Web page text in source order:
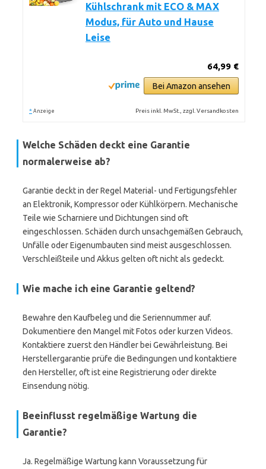
Kühlschrank mit ECO & MAX
Modus, für Auto und Hause
Leise
64,99 €
Bei Amazon ansehen
* Anzeige Preis inkl. MwSt., zzgl. Versandkosten
Welche Schäden deckt eine Garantie
normalerweise ab?
Garantie deckt in der Regel Material- und Fertigungsfehler
an Elektronik, Kompressor oder Kühlkörpern. Mechanische
Teile wie Scharniere und Dichtungen sind oft
eingeschlossen. Schäden durch unsachgemäßen Gebrauch,
Unfälle oder Eigenumbauten sind meist ausgeschlossen.
Verschleißteile und Akkus gelten oft nicht als gedeckt.
Wie mache ich eine Garantie geltend?
Bewahre den Kaufbeleg und die Seriennummer auf.
Dokumentiere den Mangel mit Fotos oder kurzen Videos.
Kontaktiere zuerst den Händler bei Gewährleistung. Bei
Herstellergarantie prüfe die Bedingungen und kontaktiere
den Hersteller, oft ist eine Registrierung oder direkte
Einsendung nötig.
Beeinflusst regelmäßige Wartung die
Garantie?
Ja. Regelmäßige Wartung kann Voraussetzung für